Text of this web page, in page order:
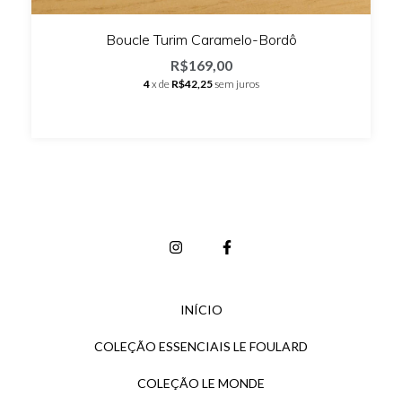
Boucle Turim Caramelo-Bordô
R$169,00
4x de R$42,25sem juros
INÍCIO
COLEÇÃO ESSENCIAIS LE FOULARD
COLEÇÃO LE MONDE